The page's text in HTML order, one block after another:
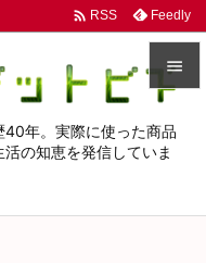


メニュ


 RSS Feedly
年。実際に使った商品
の知恵を発信していま